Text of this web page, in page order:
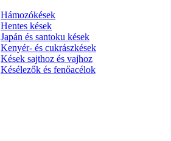
Hámozókések
Hentes kések
Japán és santoku kések
Kenyér- és cukrászkések
Kések sajthoz és vajhoz
Késélezők és fenőacélok